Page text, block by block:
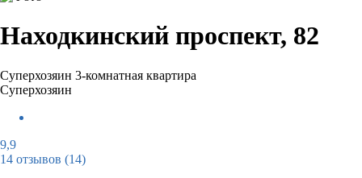
Находкинский проспект, 82
Суперхозяин 3-комнатная квартира
Суперхозяин
9,9
14 отзывов (14)